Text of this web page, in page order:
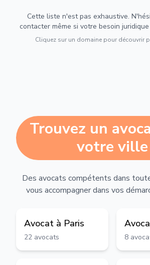
Cette liste n'est pas exhaustive.
contacter même si votre besoin
Cliquez sur un domaine pour découvrir
Trouvez un
votre ville
Des avocats compétents dans
vous accompagner dans vos
Avocat à Paris
22 avocats 8